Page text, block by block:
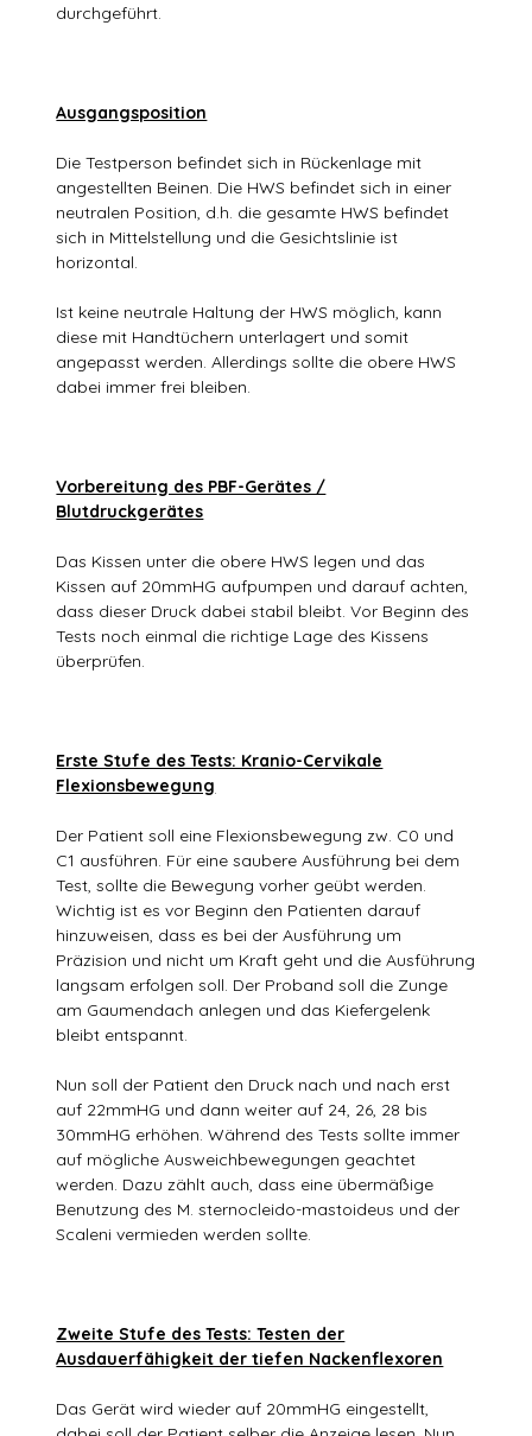
durchgeführt.
Ausgangsposition
Die Testperson befindet sich in Rückenlage mit
angestellten Beinen. Die HWS befindet sich in einer
neutralen Position, d.h. die gesamte HWS befindet
sich in Mittelstellung und die Gesichtslinie ist
horizontal.
Ist keine neutrale Haltung der HWS möglich, kann
diese mit Handtüchern unterlagert und somit
angepasst werden. Allerdings sollte die obere HWS
dabei immer frei bleiben.
Vorbereitung des PBF-Gerätes /
Blutdruckgerätes
Das Kissen unter die obere HWS legen und das
Kissen auf 20mmHG aufpumpen und darauf achten,
dass dieser Druck dabei stabil bleibt. Vor Beginn des
Tests noch einmal die richtige Lage des Kissens
überprüfen.
Erste Stufe des Tests: Kranio-Cervikale
Flexionsbewegung
Der Patient soll eine Flexionsbewegung zw. C0 und
C1 ausführen. Für eine saubere Ausführung bei dem
Test, sollte die Bewegung vorher geübt werden.
Wichtig ist es vor Beginn den Patienten darauf
hinzuweisen, dass es bei der Ausführung um
Präzision und nicht um Kraft geht und die Ausführung
langsam erfolgen soll. Der Proband soll die Zunge
am Gaumendach anlegen und das Kiefergelenk
bleibt entspannt.
Nun soll der Patient den Druck nach und nach erst
auf 22mmHG und dann weiter auf 24, 26, 28 bis
30mmHG erhöhen. Während des Tests sollte immer
auf mögliche Ausweichbewegungen geachtet
werden. Dazu zählt auch, dass eine übermäßige
Benutzung des M. sternocleido-mastoideus und der
Scaleni vermieden werden sollte.
Zweite Stufe des Tests: Testen der
Ausdauerfähigkeit der tiefen Nackenflexoren
Das Gerät wird wieder auf 20mmHG eingestellt,